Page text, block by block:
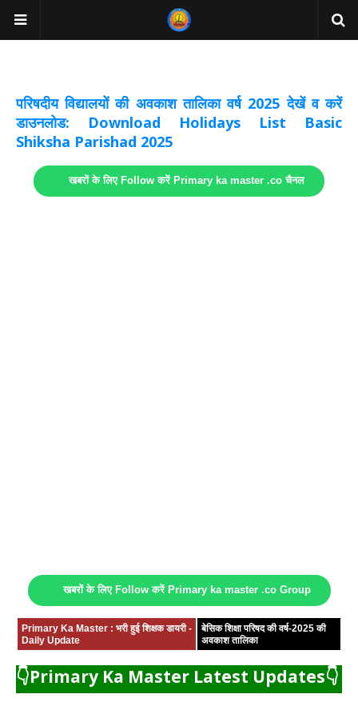
परिषदीय विद्यालयों की अवकाश तालिका वर्ष 2025 देखें व करें
डाउनलोड: Download Holidays List Basic
Shiksha Parishad 2025
खबरों के लिए Follow करें Primary ka master .co चैनल
खबरों के लिए Follow करें Primary ka master .co Group
Primary Ka Master : भरी हुई शिक्षक डायरी -
Daily Update
बेसिक शिक्षा परिषद की वर्ष-2025 की
अवकाश तालिका
👇Primary Ka Master Latest Updates👇